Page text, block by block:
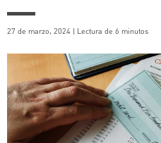
27 de marzo, 2024 | Lectura de 6 minutos